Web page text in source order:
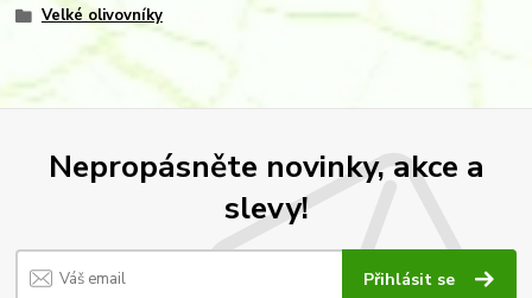
Velké olivovníky
Nepropásněte novinky, akce a
slevy!
Přihlásit se